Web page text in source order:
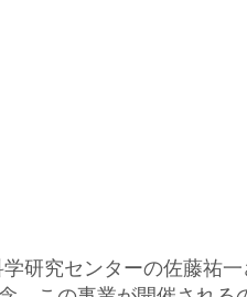
研究センターの佐藤祐